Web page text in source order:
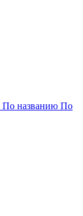
По названию По